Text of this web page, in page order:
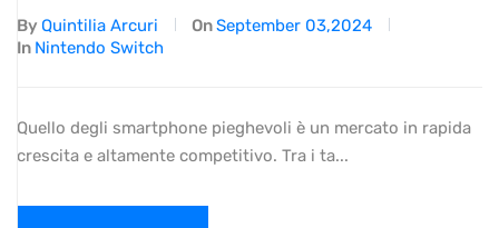
By Quintilia Arcuri OnSeptember 03,2024
In Nintendo Switch
Quello degli smartphone pieghevoli è un mercato in rapida
crescita e altamente competitivo. Tra i ta...